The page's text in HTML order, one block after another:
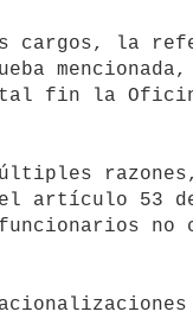
mencionada,
tal fin la
el artículo 53
no